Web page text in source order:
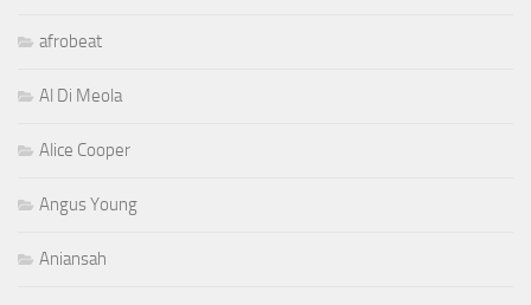
afrobeat
Al Di Meola
Alice Cooper
Angus Young
Aniansah